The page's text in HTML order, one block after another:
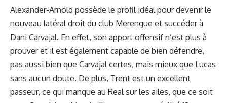
Alexander-Arnold possède le profil idéal pour devenir le
nouveau latéral droit du club Merengue et succéder à
Dani Carvajal. En effet, son apport offensif n’est plus à
prouver et il est également capable de bien défendre,
pas aussi bien que Carvajal certes, mais mieux que Lucas
sans aucun doute. De plus, Trent est un excellent
passeur, ce qui manque au Real sur les ailes, que ce soit